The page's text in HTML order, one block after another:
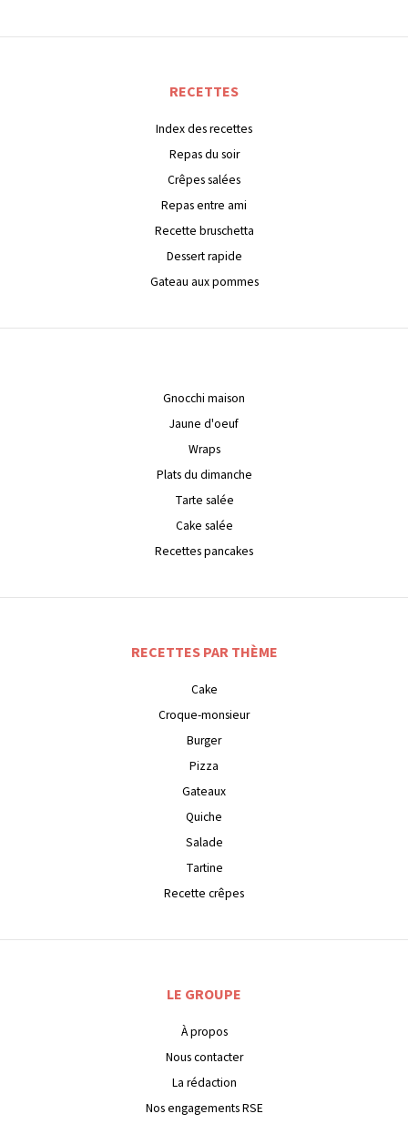
RECETTES
Index des recettes
Repas du soir
Crêpes salées
Repas entre ami
Recette bruschetta
Dessert rapide
Gateau aux pommes
Gnocchi maison
Jaune d'oeuf
Wraps
Plats du dimanche
Tarte salée
Cake salée
Recettes pancakes
RECETTES PAR THÈME
Cake
Croque-monsieur
Burger
Pizza
Gateaux
Quiche
Salade
Tartine
Recette crêpes
LE GROUPE
À propos
Nous contacter
La rédaction
Nos engagements RSE